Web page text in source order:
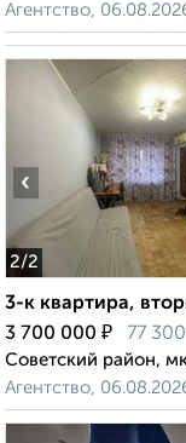
Агентство,
2/2
‹
3-к квартира,
3 700 000 ₽ 77 300
Советский район,
Агентство,